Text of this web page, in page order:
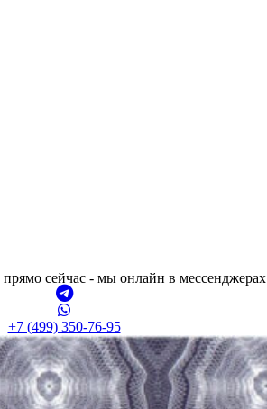
сейчас - мы онлайн в мессенджерах
+7 (499) 350-76-95